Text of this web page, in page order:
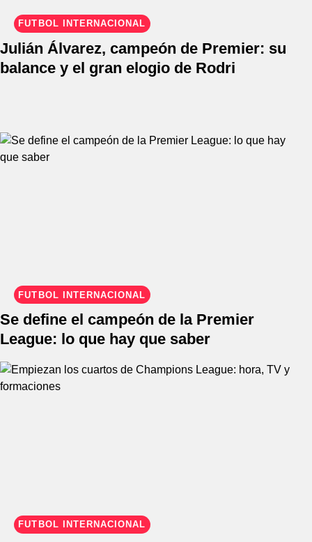
FÚTBOL INTERNACIONAL
Julián Álvarez, campeón de Premier: su
balance y el gran elogio de Rodri
FÚTBOL INTERNACIONAL
Se define el campeón de la Premier
League: lo que hay que saber
FÚTBOL INTERNACIONAL